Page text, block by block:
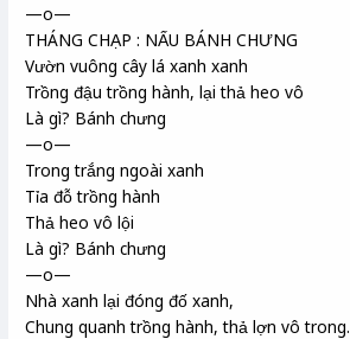
—o—
THÁNG CHẠP : NẤU BÁNH CHƯNG
Vườn vuông cây lá xanh xanh
Trồng đậu trồng hành, lại thả heo vô
Là gì? Bánh chưng
—o—
Trong trắng ngoài xanh
Tỉa đỗ trồng hành
Thả heo vô lội
Là gì? Bánh chưng
—o—
Nhà xanh lại đóng đố xanh,
Chung quanh trồng hành, thả lợn vô trong.